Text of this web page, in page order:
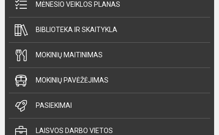
MĖNESIO VEIKLOS PLANAS
BIBLIOTEKA IR SKAITYKLA
MOKINIŲ MAITINIMAS
MOKINIŲ PAVĖŽĖJIMAS
PASIEKIMAI
LAISVOS DARBO VIETOS